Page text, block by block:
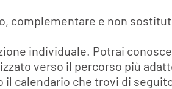
complementare e non
individuale. Potrai
verso il percorso più
calendario che trovi di